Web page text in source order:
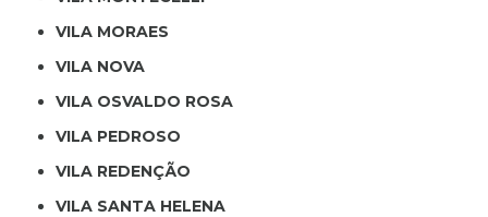
VILA MORAES
VILA NOVA
VILA OSVALDO ROSA
VILA PEDROSO
VILA REDENÇÃO
VILA SANTA HELENA